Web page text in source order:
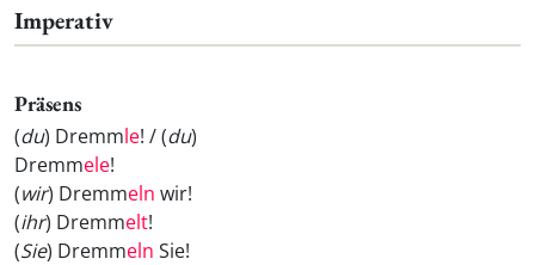
Imperativ
Präsens
(du) Dremmle! / (du)
Dremmele!
(wir) Dremmeln wir!
(ihr) Dremmelt!
(Sie) Dremmeln Sie!